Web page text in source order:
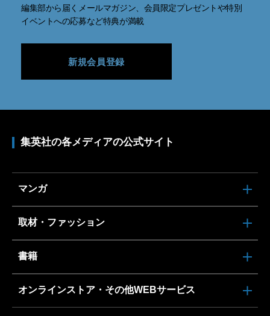
編集部から届くメールマガジン、会員限定プレゼントや特別
イベントへの応募など特典が満載
新規会員登録
集英社の各メディアの公式サイト
マンガ
取材・ファッション
書籍
オンラインストア・その他WEBサービス